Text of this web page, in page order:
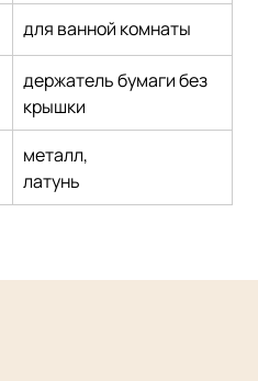
для ванной комнаты
держатель бумаги без
крышки
металл,
латунь